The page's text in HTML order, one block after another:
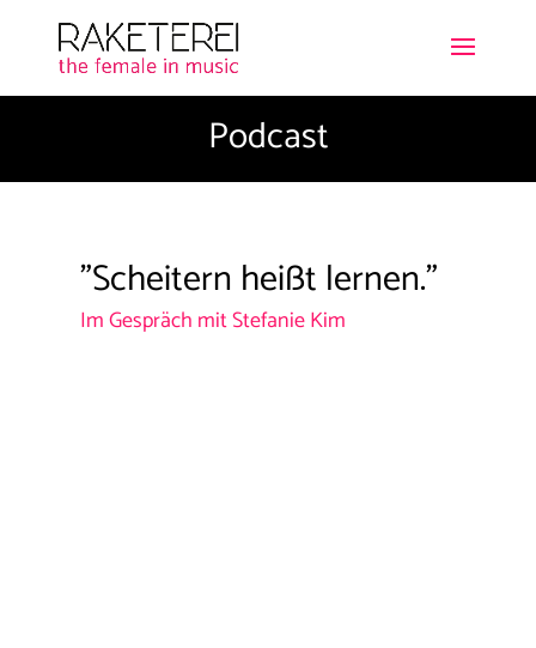
Podcast
"Scheitern heißt lernen."
Im Gespräch mit Stefanie Kim